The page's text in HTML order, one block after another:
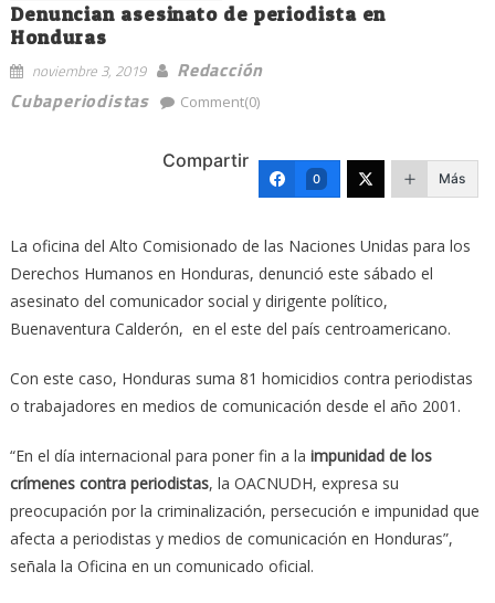
Denuncian asesinato de periodista en
Honduras
noviembre 3, 2019
Redacción
Cubaperiodistas
Comment(0)
Compartir
0 Más
La oficina del Alto Comisionado de las Naciones Unidas para los
Derechos Humanos en Honduras, denunció este sábado el
asesinato del comunicador social y dirigente político,
Buenaventura Calderón, en el este del país centroamericano.
Con este caso, Honduras suma 81 homicidios contra periodistas
o trabajadores en medios de comunicación desde el año 2001.
“En el día internacional para poner fin a la impunidad de los
crímenes contra periodistas, la OACNUDH, expresa su
preocupación por la criminalización, persecución e impunidad que
afecta a periodistas y medios de comunicación en Honduras”,
señala la Oficina en un comunicado oficial.